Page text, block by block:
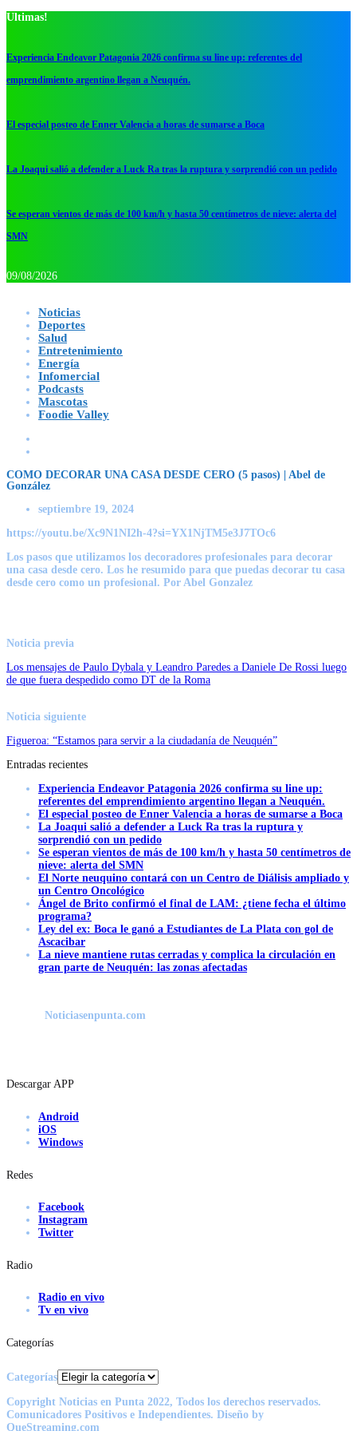
Ultimas!
Experiencia Endeavor Patagonia 2026 confirma su line up: referentes del
emprendimiento argentino llegan a Neuquén.
El especial posteo de Enner Valencia a horas de sumarse a Boca
La Joaqui salió a defender a Luck Ra tras la ruptura y sorprendió con un pedido
Se esperan vientos de más de 100 km/h y hasta 50 centímetros de nieve: alerta del
SMN
09/08/2026
Noticias
Deportes
Salud
Entretenimiento
Energía
Infomercial
Podcasts
Mascotas
Foodie Valley
COMO DECORAR UNA CASA DESDE CERO (5 pasos) | Abel de
González
septiembre 19, 2024
https://youtu.be/Xc9N1NI2h-4?si=YX1NjTM5e3J7TOc6
Los pasos que utilizamos los decoradores profesionales para decorar
una casa desde cero. Los he resumido para que puedas decorar tu casa
desde cero como un profesional. Por Abel Gonzalez
Noticia previa
Los mensajes de Paulo Dybala y Leandro Paredes a Daniele De Rossi luego
de que fuera despedido como DT de la Roma
Noticia siguiente
Figueroa: “Estamos para servir a la ciudadanía de Neuquén”
Entradas recientes
Experiencia Endeavor Patagonia 2026 confirma su line up:
referentes del emprendimiento argentino llegan a Neuquén.
El especial posteo de Enner Valencia a horas de sumarse a Boca
La Joaqui salió a defender a Luck Ra tras la ruptura y
sorprendió con un pedido
Se esperan vientos de más de 100 km/h y hasta 50 centímetros de
nieve: alerta del SMN
El Norte neuquino contará con un Centro de Diálisis ampliado y
un Centro Oncológico
Ángel de Brito confirmó el final de LAM: ¿tiene fecha el último
programa?
Ley del ex: Boca le ganó a Estudiantes de La Plata con gol de
Ascacibar
La nieve mantiene rutas cerradas y complica la circulación en
gran parte de Neuquén: las zonas afectadas
Noticiasenpunta.com
Descargar APP
Android
iOS
Windows
Redes
Facebook
Instagram
Twitter
Radio
Radio en vivo
Tv en vivo
Categorías
Categorías
Copyright Noticias en Punta 2022, Todos los derechos reservados.
Comunicadores Positivos e Independientes. Diseño by
QueStreaming.com